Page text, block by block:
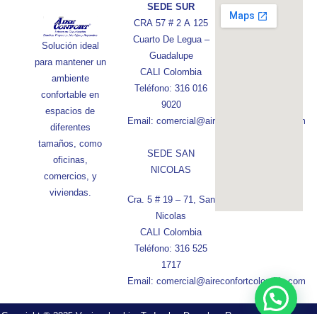
Solución ideal
para mantener un
ambiente
confortable en
espacios de
diferentes
tamaños, como
oficinas,
comercios, y
viviendas.
SEDE SUR
CRA 57 # 2 A 125
Cuarto De Legua –
Guadalupe
CALI Colombia
Teléfono: 316 016
9020
Email: comercial@aireconfortcolombia.com
SEDE SAN
NICOLAS
Cra. 5 # 19 – 71, San
Nicolas
CALI Colombia
Teléfono: 316 525
1717
Email: comercial@aireconfortcolombia.com